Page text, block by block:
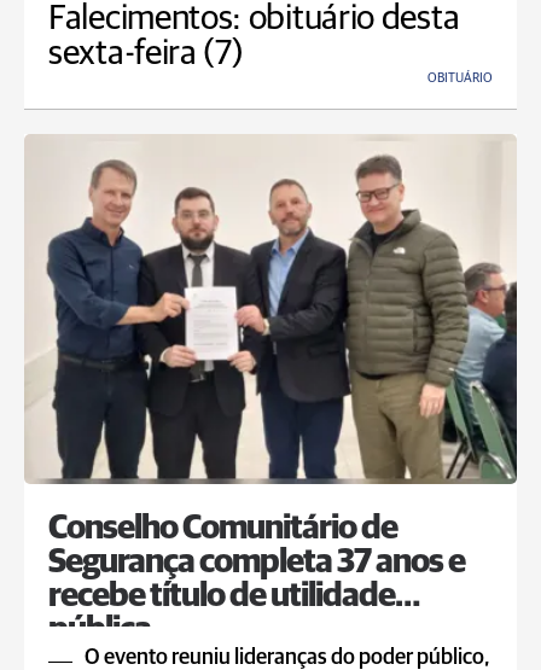
Falecimentos: obituário desta
sexta-feira (7)
OBITUÁRIO
Conselho Comunitário de
Segurança completa 37 anos e
recebe título de utilidade
pública
O evento reuniu lideranças do poder público,